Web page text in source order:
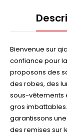
Bienvenue sur
confiance pour
proposons des
des robes, des
sous-vêtements
gros
garantissons
des remises sur